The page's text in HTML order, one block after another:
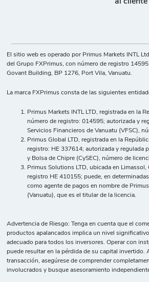
El sitio web es operado por Primus Markets INTL
del Grupo FXPrimus, con número de registro
Govant Building, BP 1276, Port Vila, Vanuatu.
La marca FXPrimus consta de las siguientes
Primus Markets INTL LTD, registrada en la
número de registro: 014595; autorizada y
Servicios Financieros de Vanuatu (VFSC),
Primus Global LTD, registrada en la
registro: HE 337614; autorizada y regulada
y Bolsa de Chipre (CySEC), número de
Primus Solutions LTD, ubicada en
registro HE 410155; puede, en
como agente de pagos en nombre de
(Vanuatu), que es el titular de la licencia.
Advertencia de Riesgo: Tenga en cuenta que el
productos apalancados implica un nivel
adecuado para todos los inversores. Operar con
puede resultar en la pérdida de su capital invertido.
transacción, asegúrese de comprender
involucrados y busque asesoramiento